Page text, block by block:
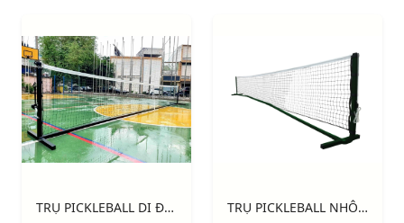
TRỤ PICKLEBALL DI ĐỘNG 303701-P TRỤ PICKLEBALL NHÔM di động